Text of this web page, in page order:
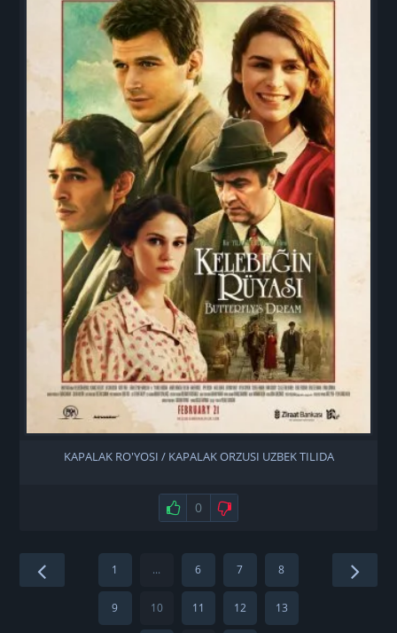
KAPALAK RO'YOSI / KAPALAK ORZUSI UZBEK TILIDA
Нравится
0 Не нравится
1 ... 6 7 8
9 10 11 12 13